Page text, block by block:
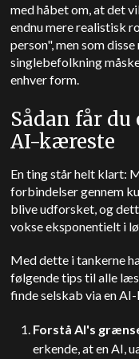
med håbet om, at det
endnu mere realistisk
person", men som
singlebefolkning
enhver form.
Sådan får
AI-kæreste
En ting står helt klart:
forbindelser gennem
blive udforsket, og
vokse eksponentielt i
Med dette i tankerne
følgende tips til alle
finde selskab via en
Forstå AI's
erkende, at en AI,